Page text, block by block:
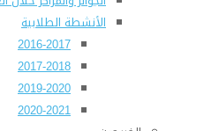
الأنشطة الطلابية
2016-2017
2017-2018
2019-2020
2020-2021